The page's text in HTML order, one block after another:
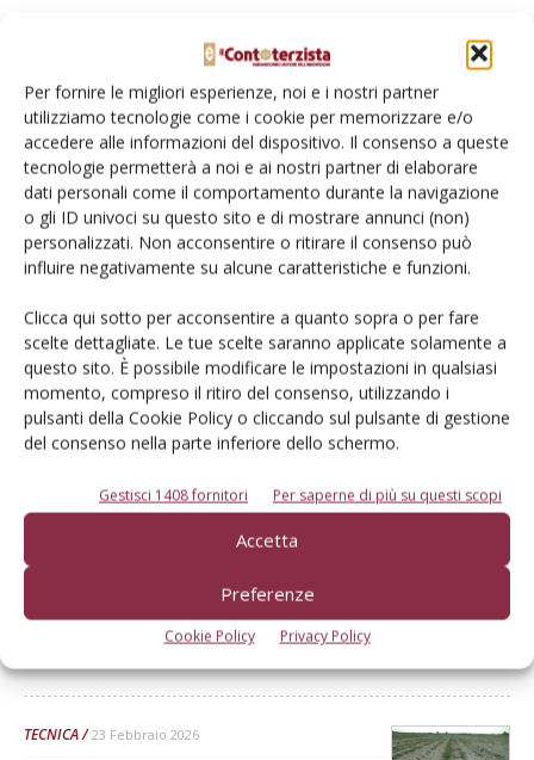
Per fornire le migliori esperienze, noi e i nostri partner
utilizziamo tecnologie come i cookie per memorizzare e/o
accedere alle informazioni del dispositivo. Il consenso a queste
tecnologie permetterà a noi e ai nostri partner di elaborare
dati personali come il comportamento durante la navigazione
o gli ID univoci su questo sito e di mostrare annunci (non)
personalizzati. Non acconsentire o ritirare il consenso può
influire negativamente su alcune caratteristiche e funzioni.
Clicca qui sotto per acconsentire a quanto sopra o per fare
scelte dettagliate. Le tue scelte saranno applicate solamente a
questo sito. È possibile modificare le impostazioni in qualsiasi
momento, compreso il ritiro del consenso, utilizzando i
pulsanti della Cookie Policy o cliccando sul pulsante di gestione
del consenso nella parte inferiore dello schermo.
Gestisci 1408 fornitori Per saperne di più su questi scopi
Accetta
Preferenze
Cookie Policy Privacy Policy
Dalla stessa categoria
TECNICA 19 Giugno 2026
Coltivatori indispensabili per
l’agricoltura moderna
I modelli ad ancore ricurve e con dischi miscelatori si caratterizzano
per adattabilità a ogni tipologia e condizione del terreno, elevata
produttività oraria e ottima riuscita della lavorazione
DiPier Luigi Scevola
Mietitrebbie, vendite al
minimo storico
Nel 2025 sono state immatricolate solo 234 macchine (-12% sul
2024). Le motivazioni nelle parole dei costruttori
TECNICA 23 Febbraio 2026